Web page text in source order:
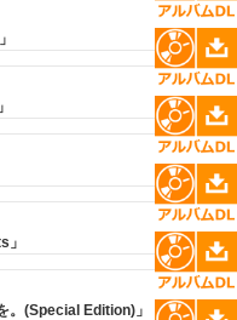
」
。(Special Edition)」